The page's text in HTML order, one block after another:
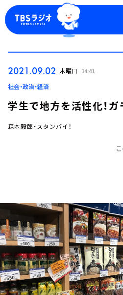
トピックス
TBS Podcast
お知らせ
イベント・グッズ
YouTube
会社情報
2021.09.02 木曜日 14:41
社会・政治・経済
学生で地方を活性化！
森本毅郎・スタンバイ！